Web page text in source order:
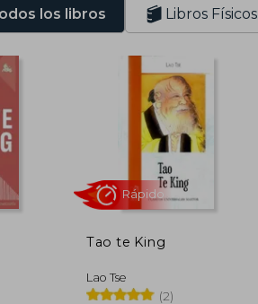
los libros Libros Físicos
Tao te King
Lao Tse
(2)